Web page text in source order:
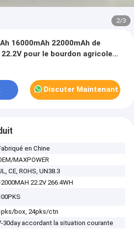
2/3
16000mAh 22000mAh de
pour le bourdon agricole
l'UL de CB de kc
Discuter Maintenant
en Chine
MAXPOWER
CE, ROHS, UN38.3
22.2V 266.4WH
box, 24pks/ctn
30day accordant la situation courante